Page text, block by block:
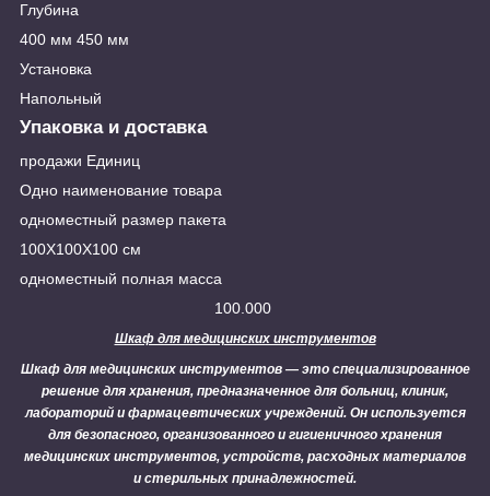
Глубина
400 мм 450 мм
Установка
Напольный
Упаковка и доставка
продажи Единиц
Одно наименование товара
одноместный размер пакета
100X100X100 см
одноместный полная масса
100.000
Шкаф для медицинских инструментов
Шкаф для медицинских инструментов — это специализированное
решение для хранения, предназначенное для больниц, клиник,
лабораторий и фармацевтических учреждений. Он используется
для безопасного, организованного и гигиеничного хранения
медицинских инструментов, устройств, расходных материалов
и стерильных принадлежностей.